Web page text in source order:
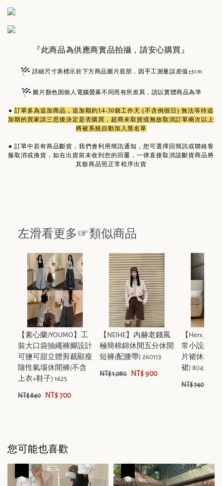
『此商品為供應商實品拍攝，請安心購買』
詳細尺寸表標示於下方商品圖片底部，因手工測量誤差值±3cm
圖片顏色因個人電腦螢幕不同而有所差異，請以實體商品為準
● 訂單多為追加商品 ，追加期約14-30個工作天 (不含例假日) 無法等待追
加期的買家請三思後決定是否購買，超商未取貨或無故取消訂單兩次以上
將被系統自動加入黑名單
● 訂單中若有商品斷貨，我們會利用簡訊通知，您可選擇回簡訊或聯絡客
服取消或換貨，如在出貨前未收到您的回覆，一律直接取消該斷貨商品將
其餘商品照正常程序出貨
左滑看更多☞類似商品
【素心蘭/YOUMO】工
裝大口袋抽繩褲腳設計
可鹽可甜立體剪裁顯瘦
隨性氣場休閒褲(不含
上衣+鞋子) 1625
NT$ 840 NT$ 700
【NEIHE】內赫老錢風
極簡棉錦休閒五分休閒
短褲(配腰帶) 260113
NT$ 1,080 NT$ 900
【Hers】
常小設計感
片裙休閒褲
裙) 80432
NT$ 740
您可能也喜歡